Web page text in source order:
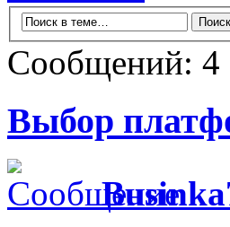
Сообщений: 4
Выбор